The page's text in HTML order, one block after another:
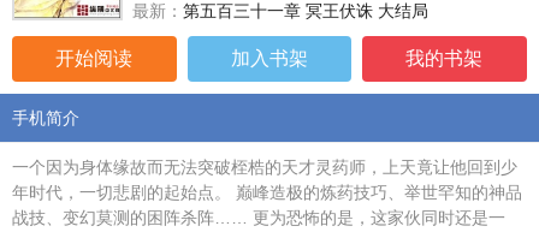
最新： 第五百三十一章 冥王伏诛 大结局
开始阅读 加入书架 我的书架
手机简介
一个因为身体缘故而无法突破桎梏的天才灵药师，上天竟让他回到少
年时代，一切悲剧的起始点。 巅峰造极的炼药技巧、举世罕知的神品
战技、变幻莫测的困阵杀阵…… 更为恐怖的是，这家伙同时还是一